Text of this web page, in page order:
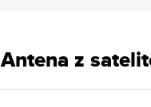
Antena z